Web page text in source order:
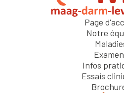
Page
Notre
Infos
Essais